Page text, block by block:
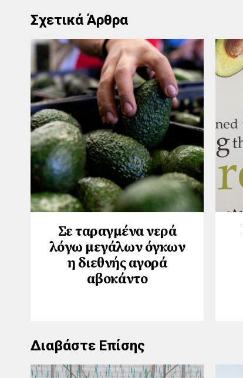
Σχετικά Άρθρα
Σε ταραγμένα νερά
λόγω μεγάλων όγκων
η διεθνής αγορά
αβοκάντο
Διαβάστε Επίσης